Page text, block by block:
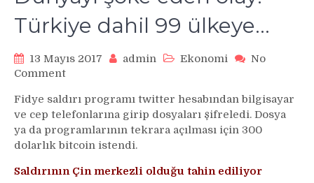
Türkiye dahil 99 ülkeye…
13 Mayıs 2017 admin Ekonomi
No
Commenton
şoke
eden
olay!
Türkiye
99
Fidye saldırı programı twitter hesabından bilgisayar
ve cep telefonlarına girip dosyaları şifreledi. Dosya
ya da programlarının tekrara açılması için 300
dolarlık bitcoin istendi.
Saldırının Çin merkezli olduğu tahin ediliyor